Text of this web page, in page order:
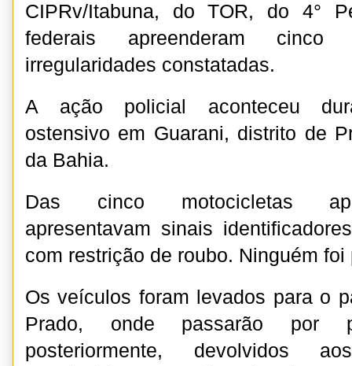
CIPRv/Itabuna, do TOR, do 4°
federais apreenderam cinco
irregularidades constatadas.
A ação policial aconteceu
ostensivo em Guarani, distrito de
da Bahia.
Das cinco motocicletas
apresentavam sinais
com restrição de roubo. Ninguém
Os veículos foram levados para o
Prado, onde passarão por
posteriormente, devolvidos